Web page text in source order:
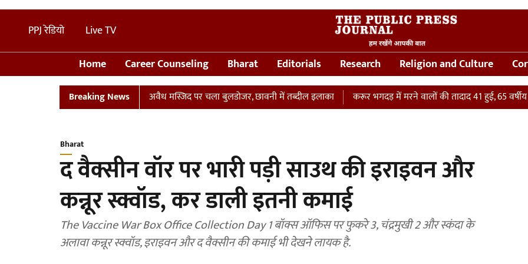
PPJ रेडियो Live TV
Home Career Counseling Bharat Editorials Research Religion and Culture
Breaking News
UP: संभल में तालाब पर बनी अवैध मस्जिद पर चला बुलडोजर, छावनी में तब्दील इलाका करूर भगदड़ में मरने वालों की तादाद 41 हुई, 65 वर्षीय महिला
Bharat
द वैक्सीन वॉर पर भारी पड़ी साउथ की इराइवन और
कन्नूर स्क्वॉड, कर डाली इतनी कमाई
The Vaccine War Box Office Collection Day 1 बॉक्स ऑफिस पर फुकरे 3, चंद्रमुखी 2 और स्कंदा के
अलावा कन्नूर स्क्वॉड, इराइवन और द वैक्सीन की कमाई भी देखने लायक है.